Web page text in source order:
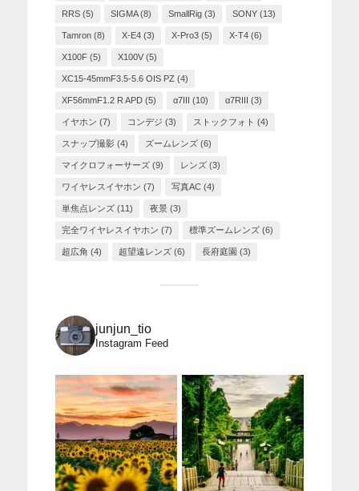
RRS(5) SIGMA(8) SmallRig(3) SONY(13)
Tamron(8) X-E4(3) X-Pro3(5) X-T4(6)
X100F(5) X100V(5)
XC15-45mmF3.5-5.6 OIS PZ (4)
XF56mmF1.2 R APD(5) α7III (10) α7RIII (3)
イヤホン (7) コンデジ (3) ストックフォト (4)
スナップ撮影(4) ズームレンズ(6)
マイクロフォーサーズ(9) レンズ(3)
ワイヤレスイヤホン (7) 写真AC(4)
単焦点レンズ(11) 夜景(3)
完全ワイヤレスイヤホン (7) 標準ズームレンズ(6)
超広角 (4) 超望遠レンズ(6) 長府庭園 (3)
junjun_tio
Instagram Feed